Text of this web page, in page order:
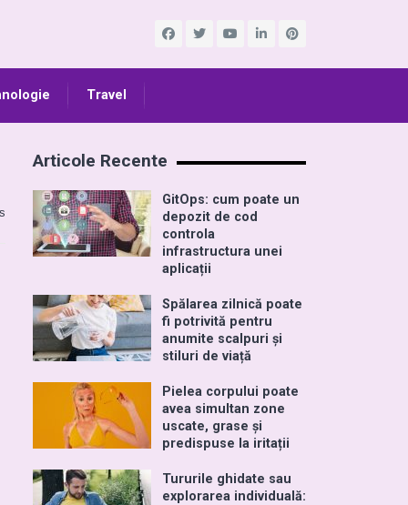
Travel
Articole Recente
GitOps: cum poate un
depozit de cod
controla
infrastructura unei
aplicații
Spălarea zilnică poate
fi potrivită pentru
anumite scalpuri și
stiluri de viață
Pielea corpului poate
avea simultan zone
uscate, grase și
predispuse la iritații
Tururile ghidate sau
explorarea individuală: